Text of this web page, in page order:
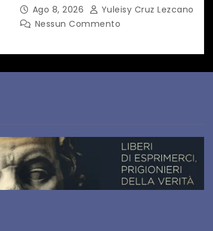
Ago 8, 2026
Yuleisy Cruz Lezcano
Nessun Commento